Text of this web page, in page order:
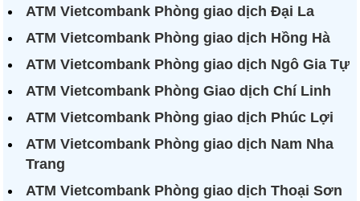
ATM Vietcombank Phòng giao dịch Đại La
ATM Vietcombank Phòng giao dịch Hồng Hà
ATM Vietcombank Phòng giao dịch Ngô Gia Tự
ATM Vietcombank Phòng Giao dịch Chí Linh
ATM Vietcombank Phòng giao dịch Phúc Lợi
ATM Vietcombank Phòng giao dịch Nam Nha
Trang
ATM Vietcombank Phòng giao dịch Thoại Sơn